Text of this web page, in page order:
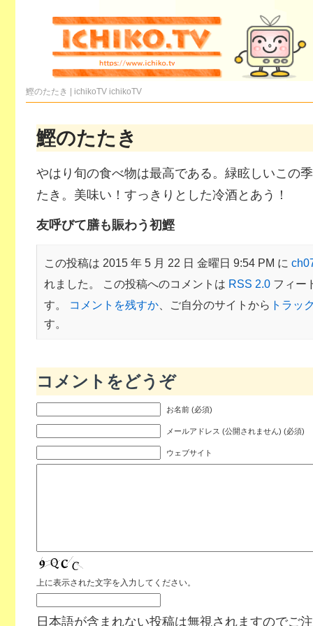
鰹のたたき | ichikoTV ichikoTV
鰹のたたき
やはり旬の食べ物は最高である。緑眩しいこの
たき。美味い！すっきりとした冷酒とあう！
友呼びて膳も賑わう初鰹
この投稿は 2015 年 5 月 22 日 金曜日 9:54 PM に
れました。 この投稿へのコメントは RSS 2.0フィー
す。
コメントを残すか、ご自分のサイトから トラッ
す。
コメントをどうぞ
お名前 (必須)
メールアドレス (公開されません) (必須)
ウェブサイト
上に表示された文字を入力してください。
日本語が含まれない投稿は無視されますのでご